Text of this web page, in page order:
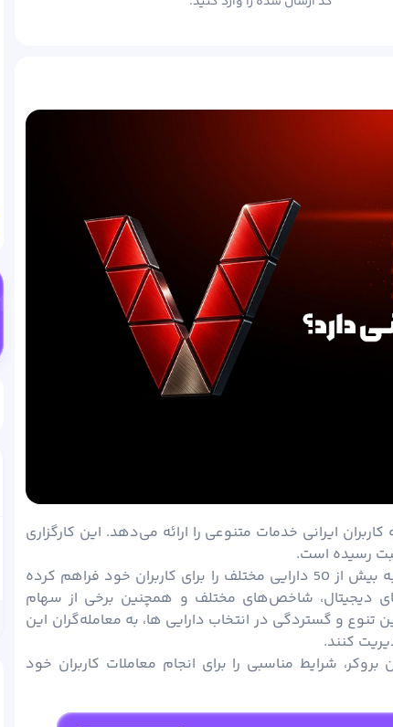
ایرانی خدمات متنوعی را ارائه می‌دهد. این کارگزاری
بروکر ویتاورس علاوه بر بازار فارکس، امکان دسترسی به بیش از 50 دارایی مختلف را برای کاربران خود فراهم کرده
دیجیتال، شاخص‌های مختلف و همچنین برخی از سهام
و گستردگی در انتخاب دارایی ها، به معامله‌گران این
کنند.
شرایط مناسبی را برای انجام معاملات کاربران خود